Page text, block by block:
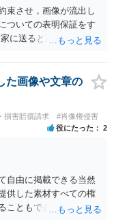
合は「商業利用」と
あります。 公開前に変
アドバイスするにも限
護士に相談されること
束させ，画像が流出し
ついての表明保証をす
に送ると家族に不貞行
れます。
た画像や文章の
損害賠償請求 #肖像権侵害
役にたった 2
自由に掲載できる当然
供した素材すべての権
こともできません。 ご